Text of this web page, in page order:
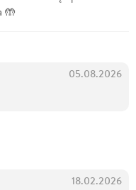
🤲
05.08.2026
18.02.2026